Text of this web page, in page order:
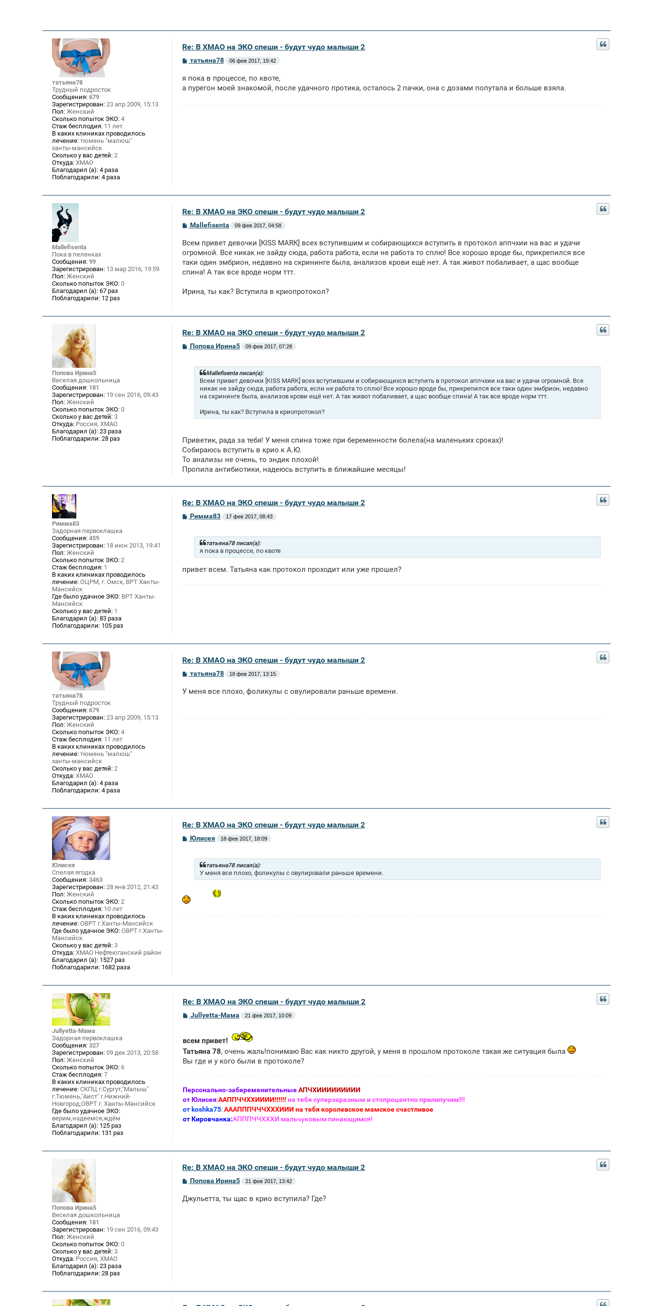
татьяна78
Трудный подросток
Сообщения: 679
Зарегистрирован: 23 апр 2009, 15:13
Пол: Женский
Сколько попыток ЭКО: 4
Стаж бесплодия: 11 лет
В каких клиниках проводилось
лечение: тюмень "малюш"
ханты-мансийск
Сколько у вас детей: 2
Откуда: ХМАО
Благодарил (а): 4 раза
Поблагодарили: 4 раза
Re: В ХМАО на ЭКО спеши - будут чудо малыши 2
С
б
щ
татьяна78 06 фев 2017, 19:42
я пока в процессе, по квоте,
а пурегон моей знакомой, после удачного протика, осталось 2 пачки, она с дозами попутала и больше взяла.
Mallefisenta
Пока в пеленках
Сообщения: 99
Зарегистрирован: 13 мар 2016, 19:59
Пол: Женский
Сколько попыток ЭКО: 0
Благодарил (а): 67 раз
Поблагодарили: 12 раз
Re: В ХМАО на ЭКО спеши - будут чудо малыши 2
С
б
щ
е
н
и
Mallefisenta 09 фев 2017, 04:58
Всем привет девочки [KISS MARK] всех вступившим и собирающихся вступить в протокол аппчхии на вас и удачи
огромной. Все никак не зайду сюда, работа работа, если не работа то сплю! Все хорошо вроде бы, прикрепился все
таки один эмбрион, недавно на скрининге была, анализов крови ещё нет. А так живот побаливает, а щас вообще
спина! А так все вроде норм ттт.
Ирина, ты как? Вступила в криопротокол?
Попова Ирина5
Веселая дошкольница
Сообщения: 181
Зарегистрирован: 19 сен 2016, 09:43
Пол: Женский
Сколько попыток ЭКО: 0
Сколько у вас детей: 3
Откуда: Россия, ХМАО
Благодарил (а): 23 раза
Поблагодарили: 28 раз
Re: В ХМАО на ЭКО спеши - будут чудо малыши 2
СПопова Ирина5 09 фев 2017, 07:28
Mallefisenta писал(а):
Всем привет девочки [KISS MARK] всех вступившим и собирающихся вступить в протокол аппчхии на вас и удачи огромной. Все
никак не зайду сюда, работа работа, если не работа то сплю! Все хорошо вроде бы, прикрепился все таки один эмбрион, недавно
на скрининге была, анализов крови ещё нет. А так живот побаливает, а щас вообще спина! А так все вроде норм ттт.
Ирина, ты как? Вступила в криопротокол?
Приветик, рада за тебя! У меня спина тоже при беременности болела(на маленьких сроках)!
Собираюсь вступить в крио к А.Ю.
То анализы не очень, то эндик плохой!
Пропила антибиотики, надеюсь вступить в ближайшие месяцы!
Римма83
Задорная первоклашка
Сообщения: 459
Зарегистрирован: 18 июн 2013, 19:41
Пол: Женский
Сколько попыток ЭКО: 2
Стаж бесплодия: 1
В каких клиниках проводилось
лечение: ОЦРМ, г. Омск, ВРТ Ханты-
Мансийск
Где было удачное ЭКО: ВРТ Ханты-
Мансийск
Сколько у вас детей: 1
Благодарил (а): 83 раза
Поблагодарили: 105 раз
Re: В ХМАО на ЭКО спеши - будут чудо малыши 2
С
е
Римма83 17 фев 2017, 08:43
татьяна78 писал(а):
я пока в процессе, по квоте
привет всем. Татьяна как протокол проходит или уже прошел?
татьяна78
Трудный подросток
Сообщения: 679
Зарегистрирован: 23 апр 2009, 15:13
Пол: Женский
Сколько попыток ЭКО: 4
Стаж бесплодия: 11 лет
В каких клиниках проводилось
лечение: тюмень "малюш"
ханты-мансийск
Сколько у вас детей: 2
Откуда: ХМАО
Благодарил (а): 4 раза
Поблагодарили: 4 раза
Re: В ХМАО на ЭКО спеши - будут чудо малыши 2
С
б
татьяна78 18 фев 2017, 13:15
У меня все плохо, фоликулы с овулировали раньше времени.
Юлисея
Спелая ягодка
Сообщения: 3463
Зарегистрирован: 28 янв 2012, 21:43
Пол: Женский
Сколько попыток ЭКО: 2
Стаж бесплодия: 10 лет
В каких клиниках проводилось
лечение: ОВРТ г.Ханты-Мансийск
Где было удачное ЭКО: ОВРТ г.Ханты-
Мансийск
Сколько у вас детей: 3
Откуда: ХМАО Нефтеюганский район
Благодарил (а): 1527 раз
Поблагодарили: 1682 раза
Re: В ХМАО на ЭКО спеши - будут чудо малыши 2
СЮлисея 18 фев 2017, 18:09
татьяна78 писал(а):
У меня все плохо, фоликулы с овулировали раньше времени.
Jullyetta-Мама
Задорная первоклашка
Сообщения: 327
Зарегистрирован: 09 дек 2013, 20:58
Пол: Женский
Сколько попыток ЭКО: 6
Стаж бесплодия: 7
В каких клиниках проводилось
лечение: СКПЦ г.Сургут,"Малыш"
г.Тюмень,"Аист" г.Нижний-
Новгород,ОВРТ г. Ханты-Мансийск
Где было удачное ЭКО:
верим,надеемся,ждём
Благодарил (а): 125 раз
Поблагодарили: 131 раз
Re: В ХМАО на ЭКО спеши - будут чудо малыши 2
щ
н
и
Jullyetta-Мама 21 фев 2017, 10:09
всем привет!
Татьяна 78, очень жаль!понимаю Вас как никто другой, у меня в прошлом протоколе такая же ситуация была
Вы где и у кого были в протоколе?
Персонально-забеременительныеАПЧХИИИИИИИИИ
от Юлисея:ААППЧЧХХИИИИ!!!!!! на тебя суперзаразным и стопроцентно прилипучим!!!
от koshka75:АААПППЧЧЧХХХИИИ на тебя королевское мамское счастливое
от Кировчанка:АПППЧЧХХХИ мальчуковым пинающимся!
Попова Ирина5
Веселая дошкольница
Сообщения: 181
Зарегистрирован: 19 сен 2016, 09:43
Пол: Женский
Сколько попыток ЭКО: 0
Сколько у вас детей: 3
Откуда: Россия, ХМАО
Благодарил (а): 23 раза
Поблагодарили: 28 раз
Re: В ХМАО на ЭКО спеши - будут чудо малыши 2
С
б
Попова Ирина5 21 фев 2017, 13:42
Джульетта, ты щас в крио вступила? Где?